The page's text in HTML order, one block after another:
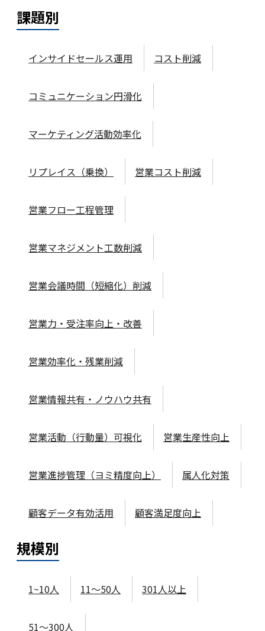
課題別
インサイドセールス運用 コスト削減
コミュニケーション円滑化
マーケティング活動効率化
リプレイス（乗換） 営業コスト削減
営業フロー工程管理
営業マネジメント工数削減
営業会議時間（短縮化）削減
営業力・受注率向上・改善
営業効率化・残業削減
営業情報共有・ノウハウ共有
営業活動（行動量）可視化 営業生産性向上
営業進捗管理（ヨミ精度向上） 属人化対策
顧客データ有効活用 顧客満足度向上
規模別
1~10人 11～50人 301人以上
51～300人